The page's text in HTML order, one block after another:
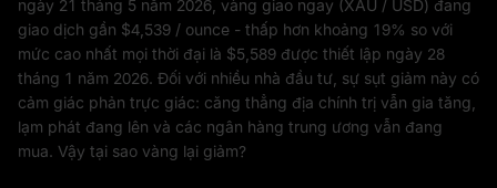
ngày 21 tháng 5 năm 2026, vàng giao ngay (XAU / USD) đang
giao dịch gần $4,539 / ounce - thấp hơn khoảng 19% so với
mức cao nhất mọi thời đại là $5,589 được thiết lập ngày 28
tháng 1 năm 2026. Đối với nhiều nhà đầu tư, sự sụt giảm này có
cảm giác phản trực giác: căng thẳng địa chính trị vẫn gia tăng,
lạm phát đang lên và các ngân hàng trung ương vẫn đang
mua. Vậy tại sao vàng lại giảm?